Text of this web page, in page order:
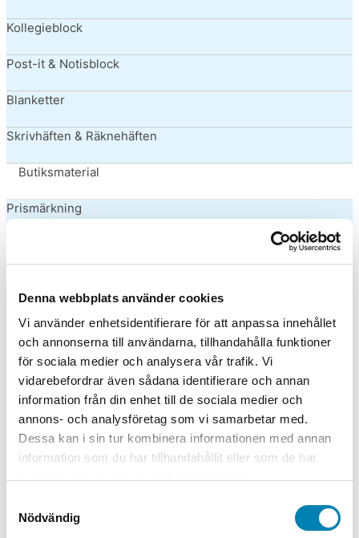
Denna webbplats använder cookies
Vi använder enhetsidentifierare för att anpassa innehållet
och annonserna till användarna, tillhandahålla funktioner
för sociala medier och analysera vår trafik. Vi
vidarebefordrar även sådana identifierare och annan
information från din enhet till de sociala medier och
annons- och analysföretag som vi samarbetar med.
Dessa kan i sin tur kombinera informationen med annan
information som du har tillhandahållit eller som de har
Nödvändig
Kollegieblock
Post-it & Notisblock
Blanketter
Skrivhäften & Räknehäften
Butiksmaterial
Prismärkning
Lottringar & Tombolalotter
Kvittorullar
Elektronik
Bläck & Tonerkassetter